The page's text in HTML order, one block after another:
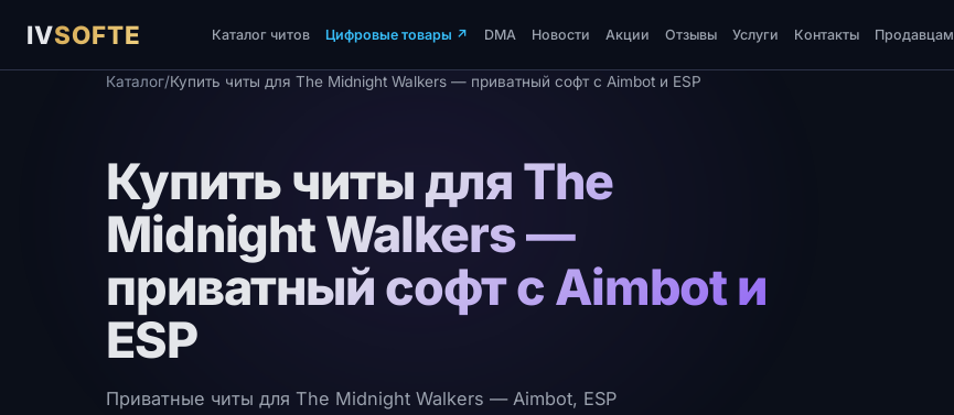
IVSOFTE Каталог читов Цифровые товары ↗ DMA Новости Акции Отзывы Услуги Контакты Продавцам
Каталог/Купить читы для The Midnight Walkers — приватный софт с Aimbot и ESP
Купить читы для The
Midnight Walkers —
приватный софт с Aimbot и
ESP
Приватные читы для The Midnight Walkers — Aimbot, ESP